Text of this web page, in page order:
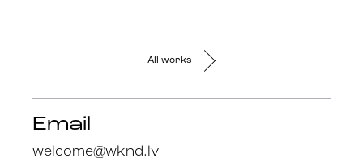
All works
Email
welcome@wknd.lv